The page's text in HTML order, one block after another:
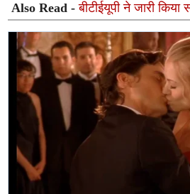
Also Read -बीटीईयूपी ने जारी किया
परीक्षा-2026 का परिणाम, दूसरे
चौथे का 90.85%